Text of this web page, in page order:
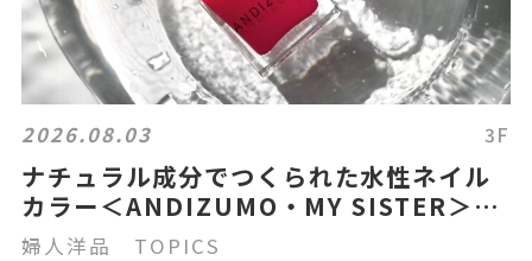
2026.08.03 3F
ナチュラル成分でつくられた水性ネイル
カラー＜ANDIZUMO・MY SISTER＞
2/11～2/17
婦人洋品 TOPICS